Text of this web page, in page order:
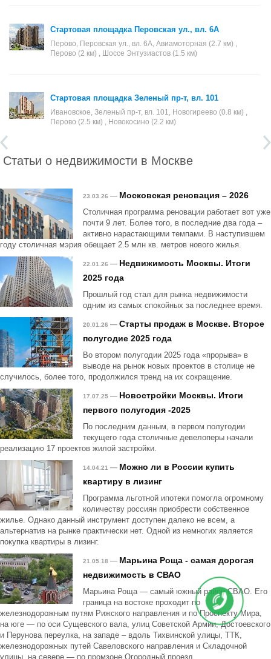
Стартовая площадка Перовская ул., вл. 6А
Перово, Перовская ул., вл. 6А, Авиамоторная (2.7 км) ,
Перово (2 км) , Шоссе Энтузиастов (1.5 км)
Стартовая площадка Зеленый пр-т, вл. 101
Ивановское, Зеленый пр-т, вл. 101, Новогиреево (0.8 км) ,
Перово (2.5 км) , Новокосино (2.2 км)
Статьи о недвижимости в Москве
23.03.26 — Московская реновация – 2026
Столичная программа реновации работает вот уже
почти 9 лет. Более того, в последние два года –
активно нарастающими темпами. В наступившем
году столичная мэрия обещает 2.5 млн кв. метров нового жилья.
22.01.26 — Недвижимость Москвы. Итоги
2025 года
Прошлый год стал для рынка недвижимости
одним из самых спокойных за последнее время.
20.01.26 — Старты продаж в Москве. Второе
полугодие 2025 года
Во втором полугодии 2025 года «прорыва» в
выводе на рынок новых проектов в столице не
случилось, более того, продолжился тренд на их сокращение.
17.07.25 — Новостройки Москвы. Итоги
первого полугодия -2025
По последним данным, в первом полугодии
текущего года столичные девелоперы начали
реализацию 17 проектов жилой застройки.
14.04.21 — Можно ли в России купить
квартиру в лизинг
Программа льготной ипотеки помогла огромному
количеству россиян приобрести собственное
жилье. Однако данный инструмент доступен далеко не всем, а
альтернатив на рынке практически нет. Одной из немногих является
покупка квартиры в лизинг.
21.05.18 — Марьина Роща - самая дорогая
недвижимость в СВАО
Марьина Роща — самый южный район СВАО. Его
граница на востоке проходит по
железнодорожным путям Рижского направления и по Проспекту Мира,
на юге — по оси Сущевского вала, улиц Советской Армии, Достоевского
и Перунова переулка, на западе – вдоль Тихвинской улицы, ТТК,
железнодорожных путей Савеловского направления и Складочной
улицы, на севере — по промзоне Огородный проезд.